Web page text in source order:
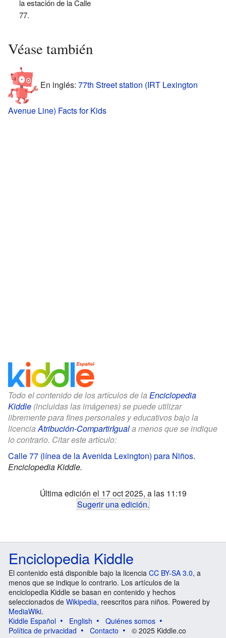
la estación de la Calle
77.
Véase también
En inglés: 77th Street station (IRT Lexington
Avenue Line) Facts for Kids
Todo el contenido de los artículos de la Enciclopedia
Kiddle (incluidas las imágenes) se puede utilizar
libremente para fines personales y educativos bajo la
licenciaAtribución-CompartirIguala menos que se indique
lo contrario. Citar este artículo:
Calle 77 (línea de la Avenida Lexington) para Niños.
Enciclopedia Kiddle.
Última edición el 17 oct 2025, a las 11:19
Sugerir una edición.
Enciclopedia Kiddle
El contenido está disponible bajo la licencia CC BY-SA 3.0, a
menos que se indique lo contrario. Los artículos de la
enciclopedia Kiddle se basan en contenido y hechos
seleccionados de Wikipedia, reescritos para niños. Powered by
MediaWiki.
Kiddle Español
English
Quiénes somos
Política de privacidad
Contacto © 2025 Kiddle.co